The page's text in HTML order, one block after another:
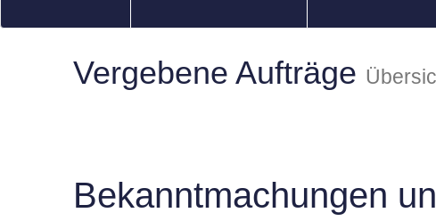
Vergebene Aufträge
Bekanntmachungen